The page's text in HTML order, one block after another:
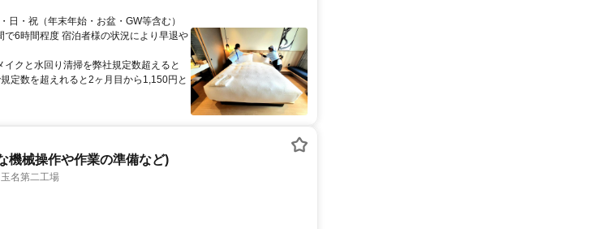
日・祝（年末年始・お盆・GW等含む）
6時間程度 宿泊者様の状況により早退や
クと水回り清掃を弊社規定数超えると
定数を超えれると2ヶ月目から1,150円と
機械操作や作業の準備など)
名第二工場